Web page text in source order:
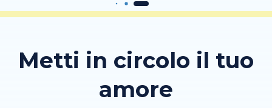
Metti in circolo il tuo
amore